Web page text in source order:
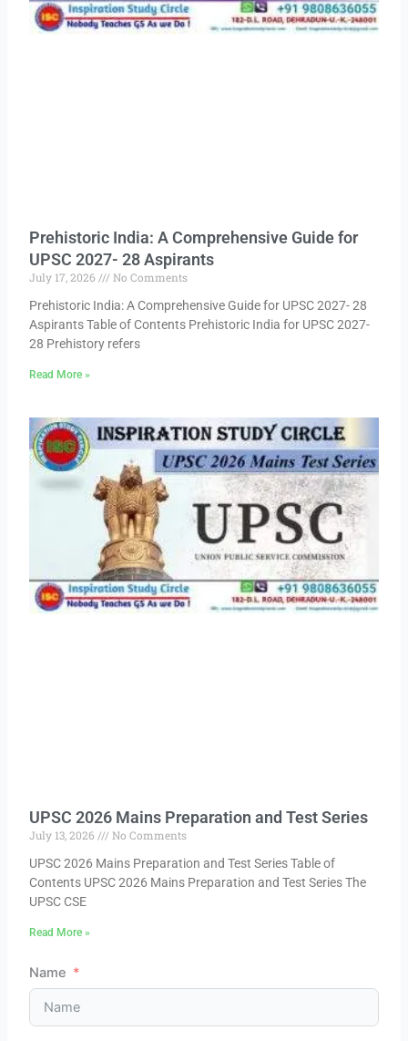
Prehistoric India: A Comprehensive Guide for
UPSC 2027- 28 Aspirants
July 17, 2026
No Comments
Prehistoric India: A Comprehensive Guide for UPSC 2027- 28
Aspirants Table of Contents Prehistoric India for UPSC 2027-
28 Prehistory refers
Read More »
UPSC 2026 Mains Preparation and Test Series
July 13, 2026
No Comments
UPSC 2026 Mains Preparation and Test Series Table of
Contents UPSC 2026 Mains Preparation and Test Series The
UPSC CSE
Read More »
Name